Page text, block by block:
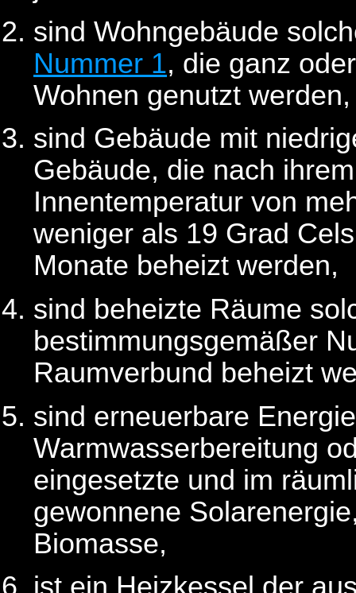
sind Wohngebäude
Nummer 1, die ganz
Wohnen genutzt werden,
sind Gebäude mit
Gebäude, die nach
Innentemperatur von
weniger als 19 Grad
Monate beheizt werden,
sind beheizte Räume
bestimmungsgemäßer
Raumverbund beheizt
sind erneuerbare
Warmwasserbereitung
eingesetzte und im
gewonnene
Biomasse,